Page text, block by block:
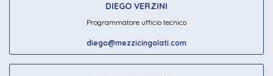
DIEGO VERZINI
Programmatore ufficio tecnico
diego@mezzicingolati.com